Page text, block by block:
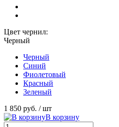
Цвет чернил:
Черный
Черный
Синий
Фиолетовый
Красный
Зеленый
1 850 руб. / шт
В корзину